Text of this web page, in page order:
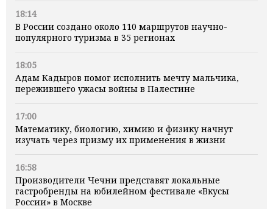
18:14
В России создано около 110 маршрутов научно-
популярного туризма в 35 регионах
18:05
Адам Кадыров помог исполнить мечту мальчика,
пережившего ужасы войны в Палестине
17:00
Математику, биологию, химию и физику начнут
изучать через призму их применения в жизни
16:58
Производители Чечни представят локальные
гастробренды на юбилейном фестивале «Вкусы
России» в Москве